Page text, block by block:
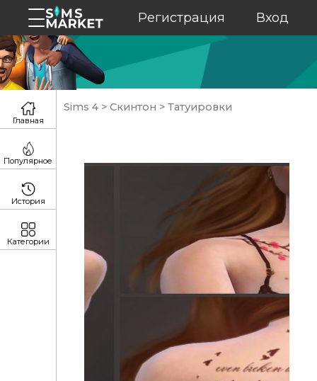
Регистрация Вход
Sims 4 > Скинтон > Татуировки
Главная
Популярное
История
Категории